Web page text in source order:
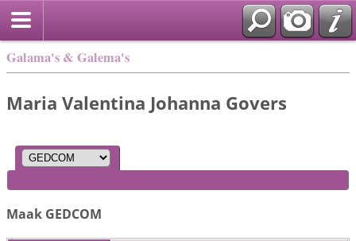
Galama's & Galema's
Maria Valentina Johanna Govers
Maak GEDCOM